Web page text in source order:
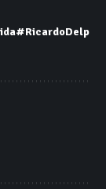
#RicardoDelp